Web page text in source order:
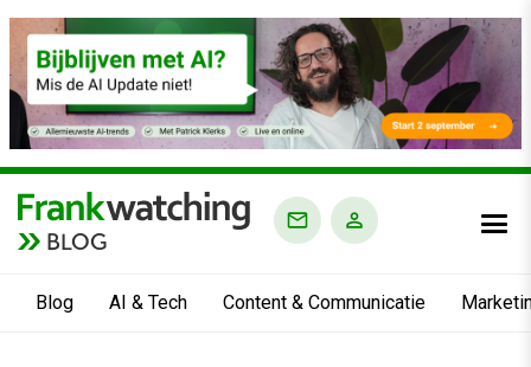
BLOG
Blog AI & Tech Content & Communicatie